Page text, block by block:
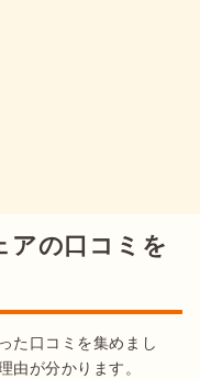
アの口コミを
た口コミを集めまし
由が分かります。